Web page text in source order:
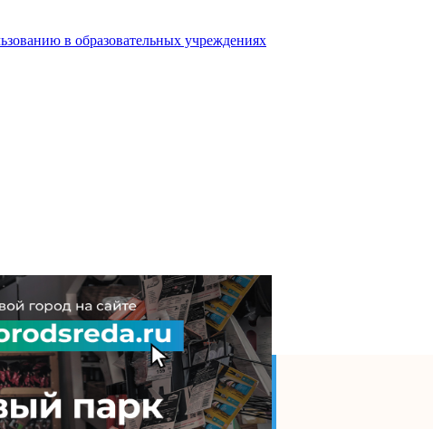
в образовательных учреждениях
необходима,